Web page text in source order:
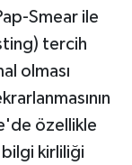
Smear ile
tercih
olması
özellikle
kirliliği